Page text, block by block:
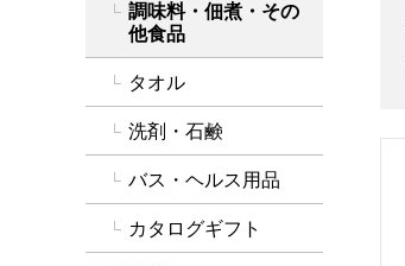
調味料・佃煮・その
他食品
タオル
洗剤・石鹸
バス・ヘルス用品
カタログギフト